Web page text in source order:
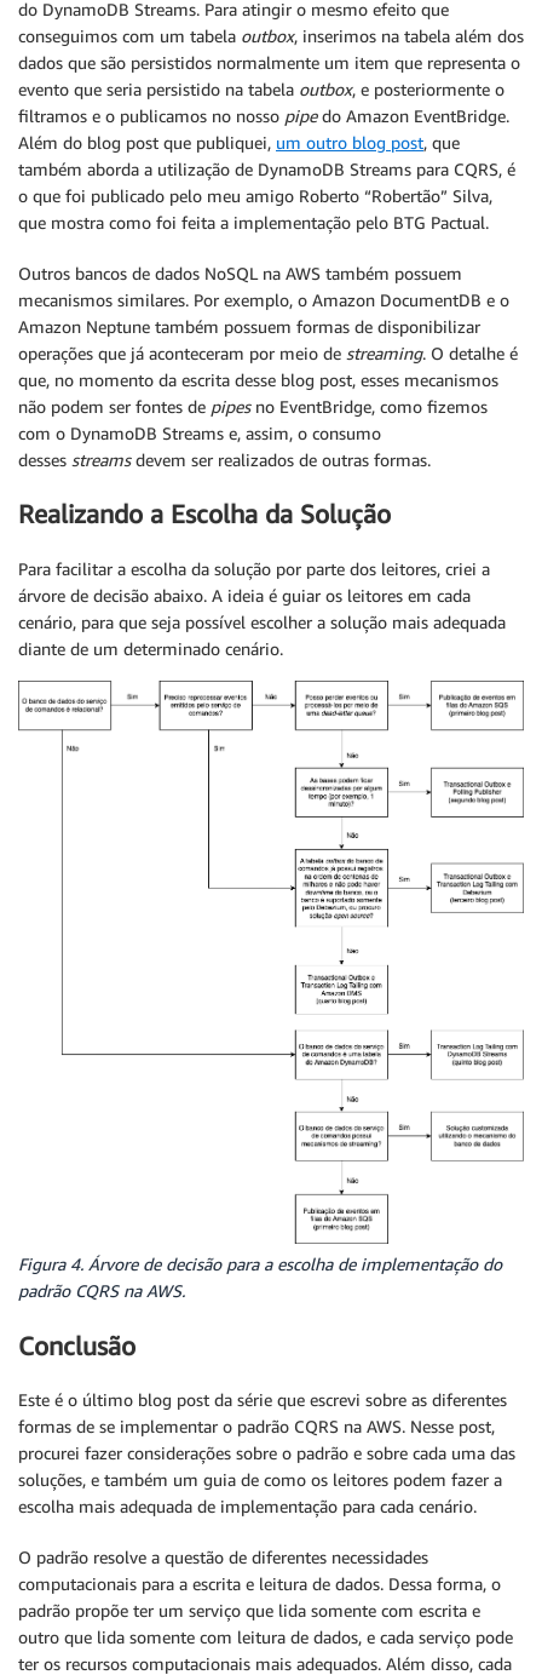
do DynamoDB Streams. Para atingir o mesmo efeito que
conseguimos com um tabela outbox, inserimos na tabela além dos
dados que são persistidos normalmente um item que representa o
evento que seria persistido na tabela outbox, e posteriormente o
filtramos e o publicamos no nosso pipedo Amazon EventBridge.
Além do blog post que publiquei, um outro blog post, que
também aborda a utilização de DynamoDB Streams para CQRS, é
o que foi publicado pelo meu amigo Roberto “Robertão” Silva,
que mostra como foi feita a implementação pelo BTG Pactual.
Outros bancos de dados NoSQL na AWS também possuem
mecanismos similares. Por exemplo, o Amazon DocumentDB e o
Amazon Neptune também possuem formas de disponibilizar
operações que já aconteceram por meio de streaming. O detalhe é
que, no momento da escrita desse blog post, esses mecanismos
não podem ser fontes de pipesno EventBridge, como fizemos
com o DynamoDB Streams e, assim, o consumo
desses streamsdevem ser realizados de outras formas.
Realizando a Escolha da Solução
Para facilitar a escolha da solução por parte dos leitores, criei a
árvore de decisão abaixo. A ideia é guiar os leitores em cada
cenário, para que seja possível escolher a solução mais adequada
diante de um determinado cenário.
Figura 4. Árvore de decisão para a escolha de implementação do
padrão CQRS na AWS.
Conclusão
Este é o último blog post da série que escrevi sobre as diferentes
formas de se implementar o padrão CQRS na AWS. Nesse post,
procurei fazer considerações sobre o padrão e sobre cada uma das
soluções, e também um guia de como os leitores podem fazer a
escolha mais adequada de implementação para cada cenário.
O padrão resolve a questão de diferentes necessidades
computacionais para a escrita e leitura de dados. Dessa forma, o
padrão propõe ter um serviço que lida somente com escrita e
outro que lida somente com leitura de dados, e cada serviço pode
ter os recursos computacionais mais adequados. Além disso, cada